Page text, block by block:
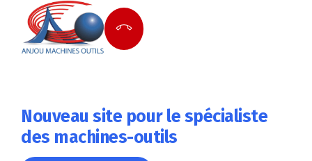
Nouveau site pour le spécialiste
des machines-outils